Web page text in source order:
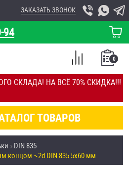
СКЛАДА! НА ВСЁ 70% СКИДКА!!!
94
ЗАКАЗАТЬ ЗВОНОК
КОРЗИНА
ТОВАРОВ
0
СПИСОК
СРАВНЕНИЕ
DIN 835
концом ~2d DIN 835 5х60 мм